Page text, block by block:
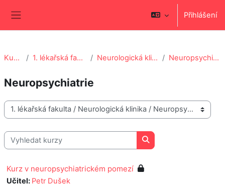
Přihlášení
Kurzy 1. lékařská fakulta Neurologická klinika Neuropsychiatrie
Neuropsychiatrie
Kategorie kurzů
Vyhledat kurzy
Vyhledat kurzy
Kurz v neuropsychiatrickém pomezí
Učitel: Petr Dušek